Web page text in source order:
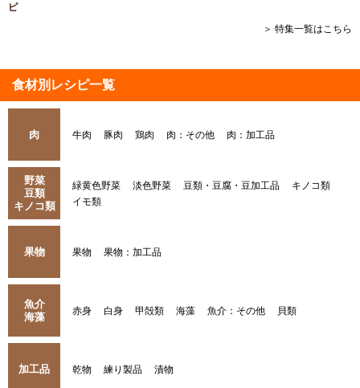
ピ
＞ 特集一覧はこちら
食材別レシピ一覧
肉 牛肉 豚肉 鶏肉 肉：その他 肉：加工品
野菜
豆類
キノコ類
緑黄色野菜 淡色野菜 豆類・豆腐・豆加工品
キノコ類
イモ類
果物 果物 果物：加工品
魚介
海藻
赤身 白身 甲殻類 海藻 魚介：その他 貝類
加工品 乾物 練り製品 漬物